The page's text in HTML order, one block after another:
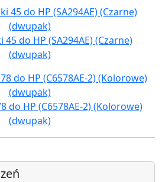
do HP (SA294AE) (Czarne)
(dwupak)
do HP (C6578AE-2) (Kolorowe)
(dwupak)